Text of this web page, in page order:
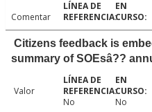
Comentar
Citizens feedback is
summary of SOEsâ??
Valor
No
No